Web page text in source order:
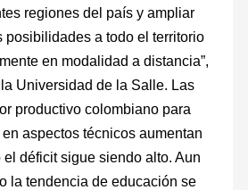
regiones del país y ampliar
posibilidades a todo el territorio
en modalidad a distancia”,
Universidad de la Salle. Las
productivo colombiano para
aspectos técnicos aumentan
déficit sigue siendo alto. Aun
la tendencia de educación se